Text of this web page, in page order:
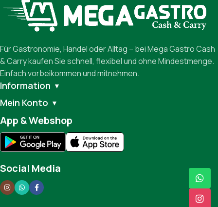
Für Gastronomie, Handel oder Alltag – bei Mega Gastro Cash
& Carry kaufen Sie schnell, flexibel und ohne Mindestmenge.
Einfach vorbeikommen und mitnehmen.
Information ▼
Mein Konto ▼
App & Webshop
Social Media